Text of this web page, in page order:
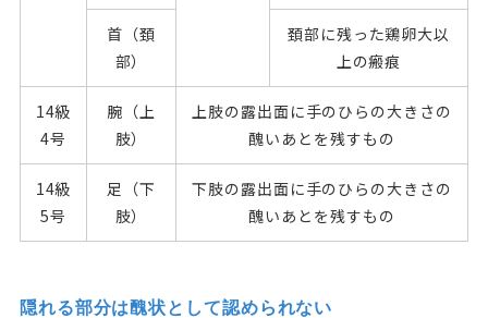
首（頚
部）
頚部に残った鶏卵大以
上の瘢痕
14級
4号
腕（上
肢）
上肢の露出面に手のひらの大きさの
醜いあとを残すもの
14級
5号
足（下
肢）
下肢の露出面に手のひらの大きさの
醜いあとを残すもの
隠れる部分は醜状として認められない